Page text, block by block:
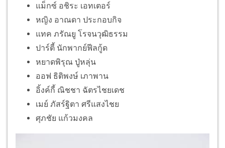
แม็กซ์ อชิระ เอทเตอร์
หญิง อาณดา ประกอบกิจ
แทค ภรัณยู โรจนวุฒิธรรม
ปาร์ตี้ นักพากย์ฟีลกู้ด
หยาดพิรุณ ปู่หลุ่น
ออฟ ธิติพงษ์ เภาพาน
อิ้งค์กี้ ณิชชา ฉัตรไชยเดช
เมย์ ภัสร์ฐิตา ศรีแสงไชย
ศุภชัย แก้วมงคล